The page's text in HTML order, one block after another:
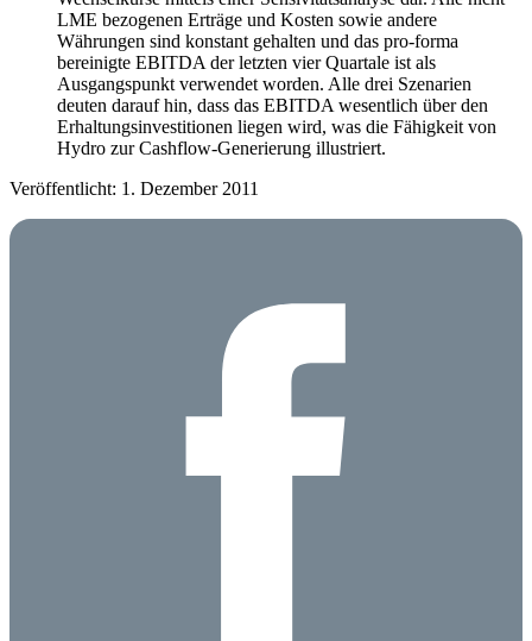
LME bezogenen Erträge und Kosten sowie andere
Währungen sind konstant gehalten und das pro-forma
bereinigte EBITDA der letzten vier Quartale ist als
Ausgangspunkt verwendet worden. Alle drei Szenarien
deuten darauf hin, dass das EBITDA wesentlich über den
Erhaltungsinvestitionen liegen wird, was die Fähigkeit von
Hydro zur Cashflow-Generierung illustriert.
Veröffentlicht: 1. Dezember 2011